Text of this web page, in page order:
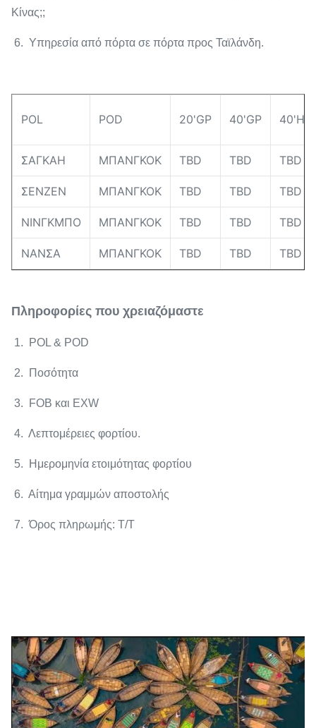
Κίνας;;
6. Υπηρεσία από πόρτα σε πόρτα προς Ταϊλάνδη.
POL POD 20'GP 40'GP 40'HQ
ΣΑΓΚΑΗ ΜΠΑΝΓΚΟΚ TBD TBD TBD
ΣΕΝΖΕΝ ΜΠΑΝΓΚΟΚ TBD TBD TBD
ΝΙΝΓΚΜΠΟ ΜΠΑΝΓΚΟΚ TBD TBD TBD
ΝΑΝΣΑ ΜΠΑΝΓΚΟΚ TBD TBD TBD
Πληροφορίες που χρειαζόμαστε
1. POL & POD
2. Ποσότητα
3. FOB και EXW
4. Λεπτομέρειες φορτίου.
5. Ημερομηνία ετοιμότητας φορτίου
6. Αίτημα γραμμών αποστολής
7. Όρος πληρωμής: T/T